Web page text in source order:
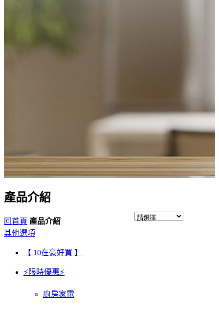
產品介紹
回首頁 產品介紹
其他選項
【 10在豪好買 】
⚡限時優惠⚡
廚房家電